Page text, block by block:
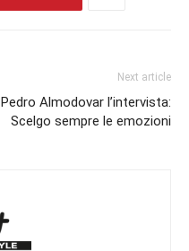
Next article
Pedro Almodovar l’intervista:
Scelgo sempre le emozioni